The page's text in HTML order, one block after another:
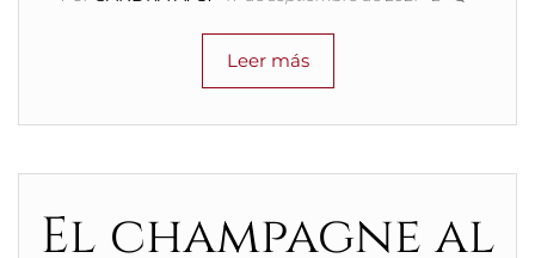
Leer más
El champagne al